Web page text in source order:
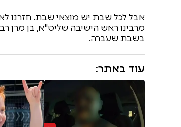
אבל לכל שבת יש מוצאי שבת. חזרנו
מרבינו ראש הישיבה שליט"א, בן מרן
בשבת שעברה.
עוד באתר: